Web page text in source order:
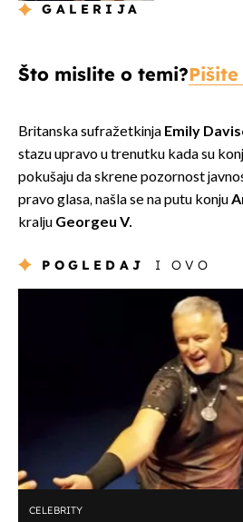
GALERIJA
Što mislite o temi?
Britanska sufražetkinja Emily
stazu upravo u trenutku kada su
pokušaju da skrene pozornost
pravo glasa, našla se na putu konju
kralju Georgeu V.
POGLEDAJ I OVO
CELEBRITY